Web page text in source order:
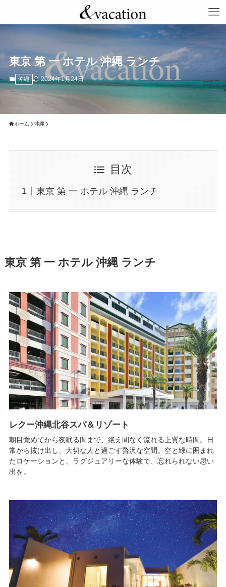
東京 第 一 ホテル 沖縄 ランチ
沖縄 2024年1月24日
ホーム 沖縄
目次
東京 第 一 ホテル 沖縄 ランチ
東京 第 一 ホテル 沖縄 ランチ
レクー沖縄北谷スパ＆リゾート
朝目覚めてから夜眠る間まで、絶え間なく流れる上質な時間。日
常から抜け出し、大切な人と過ごす贅沢な空間。空と緑に囲まれ
たロケーションと、ラグジュアリーな体験で、忘れられない思い
出を。